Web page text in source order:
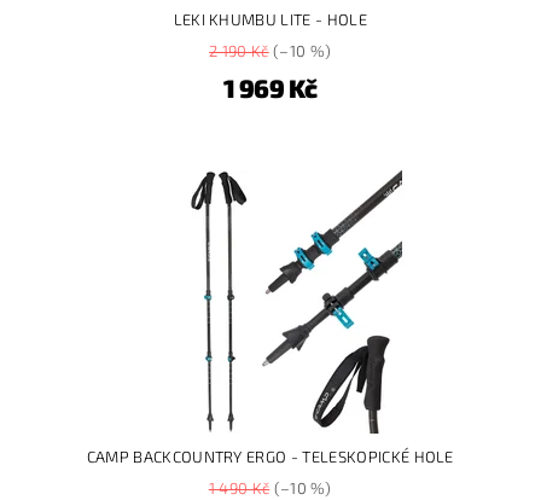
LEKI KHUMBU LITE - HOLE
2 190 Kč(–10 %)
1 969 Kč
CAMP BACKCOUNTRY ERGO - TELESKOPICKÉ HOLE
1 490 Kč(–10 %)